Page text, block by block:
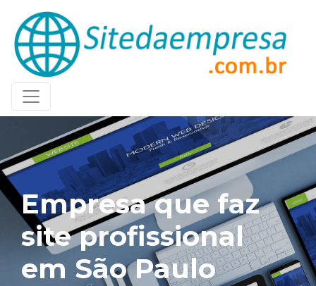
Empresa que faz
site profissional
em São Paulo